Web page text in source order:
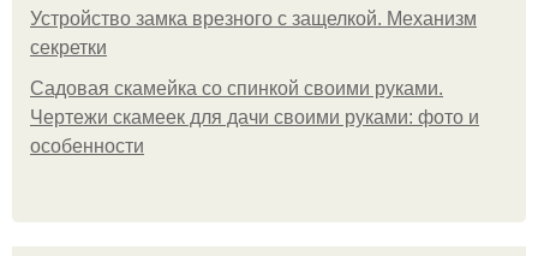
Устройство замка врезного с защелкой. Механизм
секретки
Садовая скамейка со спинкой своими руками.
Чертежи скамеек для дачи своими руками: фото и
особенности